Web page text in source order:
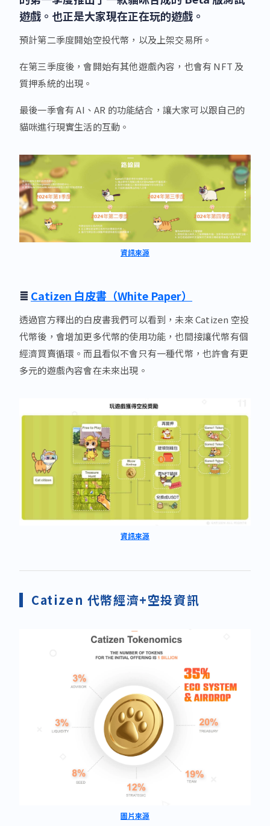
遊戲。也正是大家現在正在玩的遊戲。
預計第二季度開始空投代幣，以及上架交易所。
在第三季度後，會開始有其他遊戲內容，也會有 NFT 及
質押系統的出現。
最後一季會有 AI、AR 的功能結合，讓大家可以跟自己的
貓咪進行現實生活的互動。
資訊來源
≣ Catizen 白皮書（White Paper）
透過官方釋出的白皮書我們可以看到，未來 Catizen 空投
代幣後，會增加更多代幣的使用功能，也間接讓代幣有個
經濟買賣循環。而且看似不會只有一種代幣，也許會有更
多元的遊戲內容會在未來出現。
資訊來源
Catizen 代幣經濟+空投資訊
圖片來源